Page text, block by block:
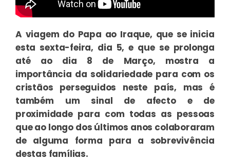
A viagem do Papa ao Iraque, que se inicia
esta sexta-feira, dia 5, e que se prolonga
até ao dia 8 de Março, mostra a
importância da solidariedade para com os
cristãos perseguidos neste país, mas é
também um sinal de afecto e de
proximidade para com todas as pessoas
que ao longo dos últimos anos colaboraram
de alguma forma para a sobrevivência
destas famílias.